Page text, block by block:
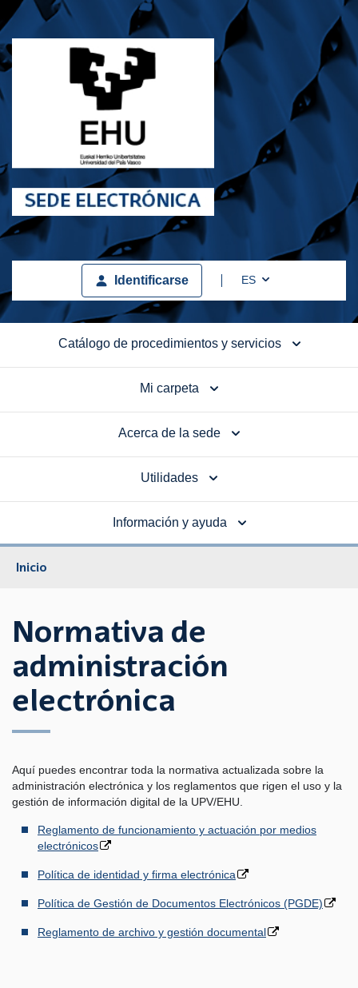
ES Toggle Dropdown
Identificarse
Catálogo de procedimientos y servicios
Mi carpeta
Acerca de la sede
Utilidades
Información y ayuda
Inicio
Normativa de
administración
electrónica
Aquí puedes encontrar toda la normativa actualizada sobre la
administración electrónica y los reglamentos que rigen el uso y la
gestión de información digital de la UPV/EHU.
Reglamento de funcionamiento y actuación por medios
electrónicos
Política de identidad y firma electrónica
Política de Gestión de Documentos Electrónicos (PGDE)
Reglamento de archivo y gestión documental